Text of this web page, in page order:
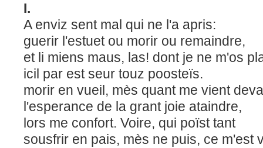
I.
A enviz sent mal qui ne l'a apris:
guerir l'estuet ou morir ou remaindre,
et li miens maus, las! dont je ne m'os
icil par est seur touz poosteïs.
morir en vueil, mès quant me vient
l'esperance de la grant joie ataindre,
lors me confort. Voire, qui poïst tant
sousfrir en pais, mès ne puis, ce